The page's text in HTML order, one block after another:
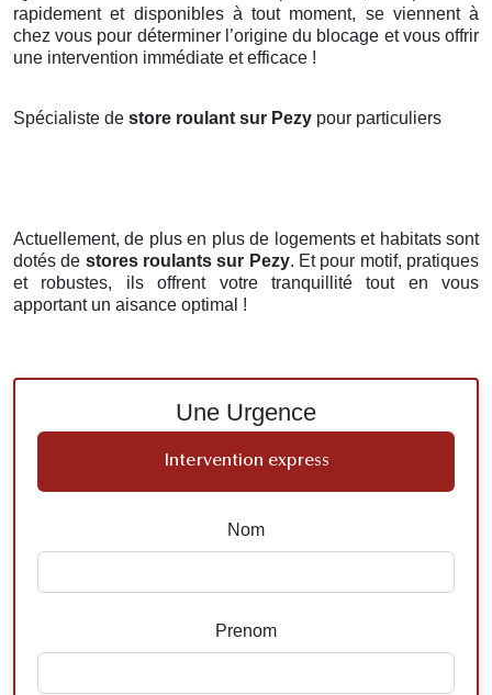
rapidement et disponibles à tout moment, se viennent à
chez vous pour déterminer l’origine du blocage et vous offrir
une intervention immédiate et efficace !
Spécialiste de store roulant sur Pezy pour particuliers
Actuellement, de plus en plus de logements et habitats sont
dotés de stores roulants sur Pezy. Et pour motif, pratiques
et robustes, ils offrent votre tranquillité tout en vous
apportant un aisance optimal !
Une Urgence
Intervention express
Nom
Prenom